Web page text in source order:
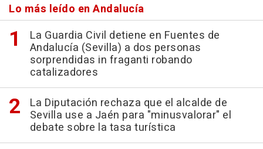
Lo más leído en Andalucía
La Guardia Civil detiene en Fuentes de
Andalucía (Sevilla) a dos personas
sorprendidas in fraganti robando
catalizadores
La Diputación rechaza que el alcalde de
Sevilla use a Jaén para "minusvalorar" el
debate sobre la tasa turística